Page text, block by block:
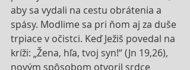
aby sa vydali na cestu obrátenia a
spásy. Modlime sa pri ňom aj za duše
trpiace v očistci. Keď Ježiš povedal na
kríži: „Žena, hľa, tvoj syn!“ (Jn 19,26),
novým spôsobom otvoril srdce